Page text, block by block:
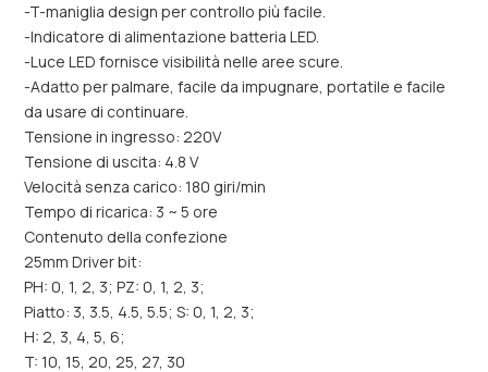
-T-maniglia design per controllo più facile.
-Indicatore di alimentazione batteria LED.
-Luce LED fornisce visibilità nelle aree scure.
-Adatto per palmare, facile da impugnare, portatile e facile
da usare di continuare.
Tensione in ingresso: 220V
Tensione di uscita: 4.8 V
Velocità senza carico: 180 giri/min
Tempo di ricarica: 3 ~ 5 ore
Contenuto della confezione
25mm Driver bit:
PH: 0, 1, 2, 3; PZ: 0, 1, 2, 3;
Piatto: 3, 3.5, 4.5, 5.5; S: 0, 1, 2, 3;
H: 2, 3, 4, 5, 6;
T: 10, 15, 20, 25, 27, 30